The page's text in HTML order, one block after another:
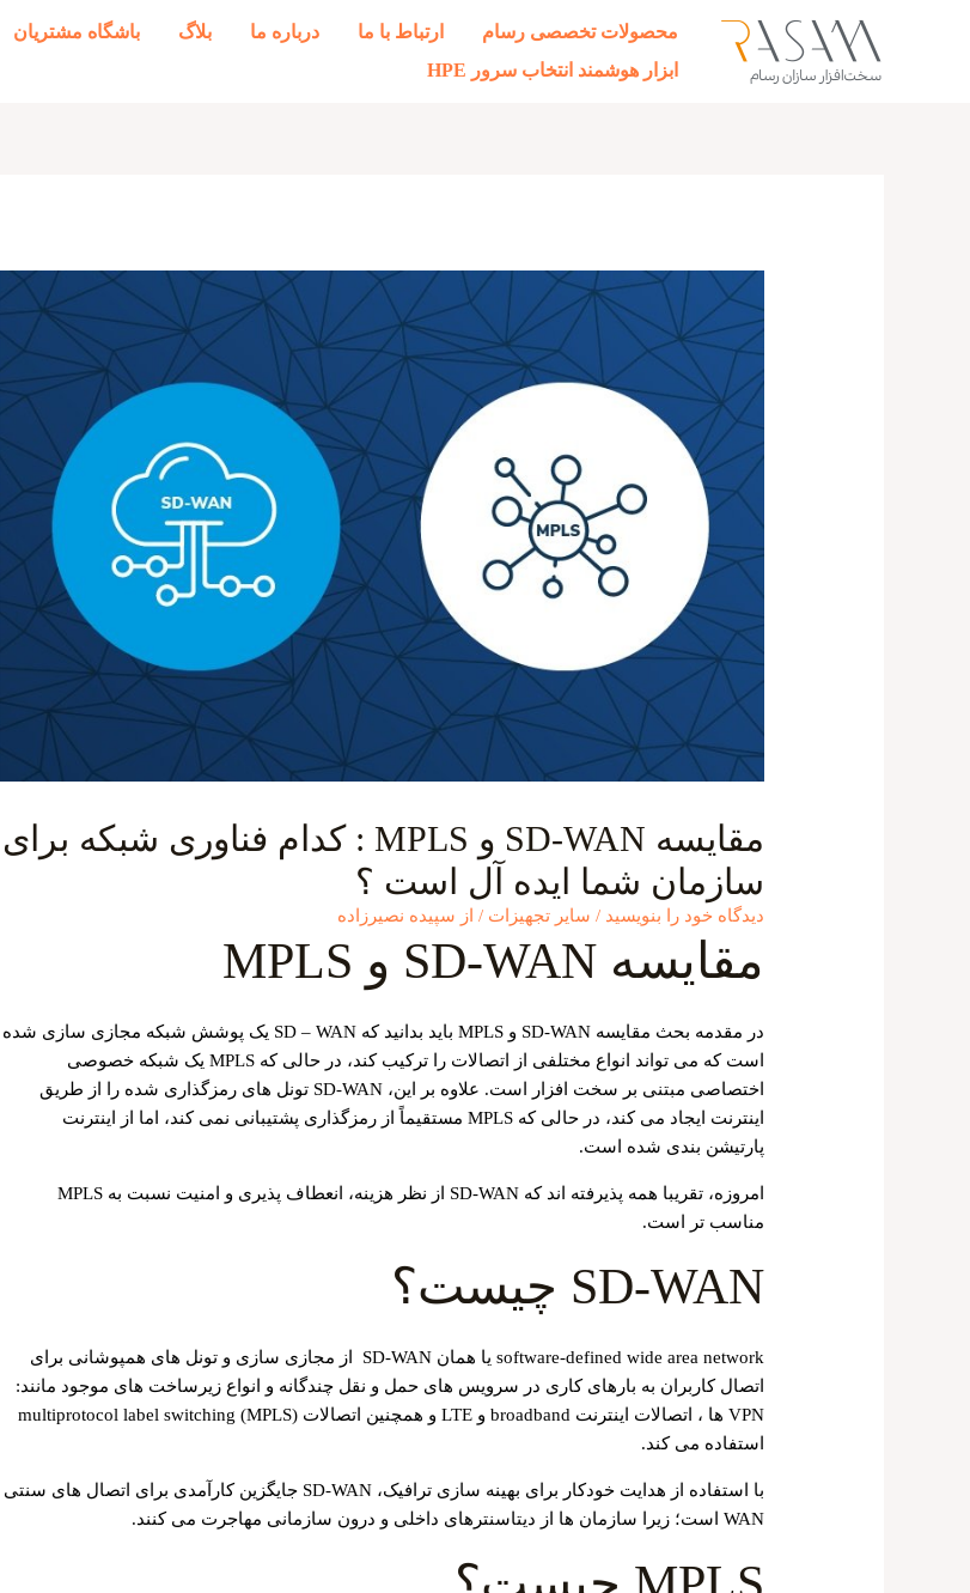
محصولات تخصصی رسام ارتباط با ما درباره ما بلاگ باشگاه مشتریان
ابزار هوشمند انتخاب سرور HPE
مقایسه SD-WAN و MPLS : کدام فناوری شبکه برای
سازمان شما ایده آل است ؟
دیدگاه‌ خود را بنویسید / سایر تجهیزات / از سپیده نصیرزاده
مقایسه SD-WAN و MPLS
در مقدمه بحث مقایسه SD-WAN و MPLS باید بدانید که SD – WAN یک پوشش شبکه مجازی ‌سازی شده
است که می ‌تواند انواع مختلفی از اتصالات را ترکیب کند، در حالی که MPLS یک شبکه خصوصی
اختصاصی مبتنی بر سخت ‌افزار است. علاوه بر این، SD-WAN تونل ‌های رمزگذاری شده را از طریق
اینترنت ایجاد می ‌کند، در حالی که MPLS مستقیماً از رمزگذاری پشتیبانی نمی ‌کند، اما از اینترنت
پارتیشن بندی شده است.
امروزه، تقریبا همه پذیرفته اند که SD-WAN از نظر هزینه، انعطاف ‌پذیری و امنیت نسبت به MPLS
مناسب تر است.
SD-WAN چیست؟
software-defined wide area network یا همان SD-WAN از مجازی ‌سازی و تونل ‌های همپوشانی برای
اتصال کاربران به بارهای کاری در سرویس ‌های حمل و نقل چندگانه و انواع زیرساخت ‌های موجود مانند:
VPN ها ، اتصالات اینترنت broadband و LTE و همچنین اتصالات multiprotocol label switching (MPLS)
استفاده می کند.
با استفاده از هدایت خودکار برای بهینه ‌سازی ترافیک، SD-WAN جایگزین کارآمدی برای اتصال‌ های سنتی
WAN است؛ زیرا سازمان‌ ها از دیتاسنترهای داخلی و درون سازمانی مهاجرت می ‌کنند.